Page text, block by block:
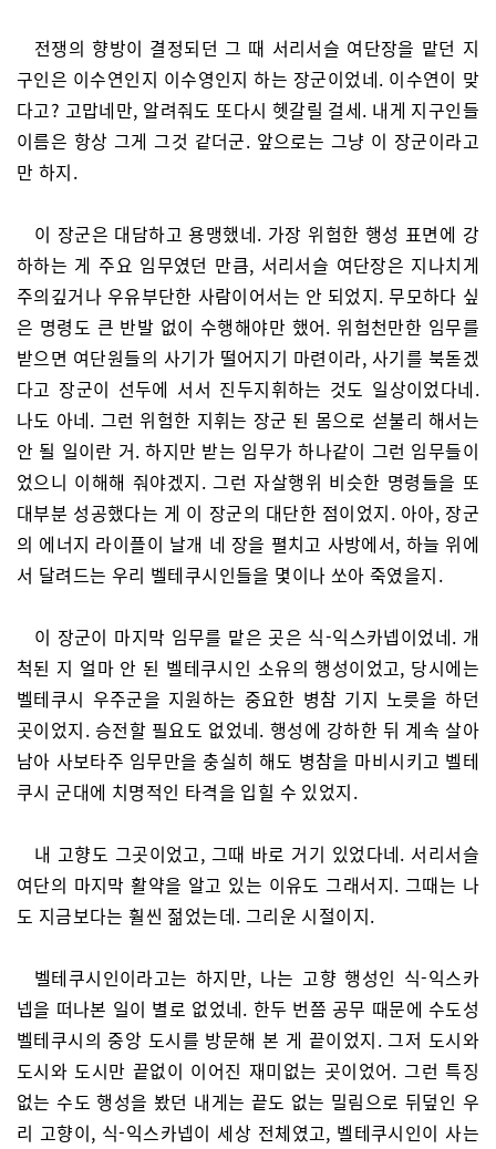
전쟁의 향방이 결정되던 그 때 서리서슬 여단장을 맡던 지
구인은 이수연인지 이수영인지 하는 장군이었네. 이수연이 맞
다고? 고맙네만, 알려줘도 또다시 헷갈릴 걸세. 내게 지구인들
이름은 항상 그게 그것 같더군. 앞으로는 그냥 이 장군이라고
만 하지.
이 장군은 대담하고 용맹했네. 가장 위험한 행성 표면에 강
하하는 게 주요 임무였던 만큼, 서리서슬 여단장은 지나치게
주의깊거나 우유부단한 사람이어서는 안 되었지. 무모하다 싶
은 명령도 큰 반발 없이 수행해야만 했어. 위험천만한 임무를
받으면 여단원들의 사기가 떨어지기 마련이라, 사기를 북돋겠
다고 장군이 선두에 서서 진두지휘하는 것도 일상이었다네.
나도 아네. 그런 위험한 지휘는 장군 된 몸으로 섣불리 해서는
안 될 일이란 거. 하지만 받는 임무가 하나같이 그런 임무들이
었으니 이해해 줘야겠지. 그런 자살행위 비슷한 명령들을 또
대부분 성공했다는 게 이 장군의 대단한 점이었지. 아아, 장군
의 에너지 라이플이 날개 네 장을 펼치고 사방에서, 하늘 위에
서 달려드는 우리 벨테쿠시인들을 몇이나 쏘아 죽였을지.
이 장군이 마지막 임무를 맡은 곳은 식-익스카넵이었네. 개
척된 지 얼마 안 된 벨테쿠시인 소유의 행성이었고, 당시에는
벨테쿠시 우주군을 지원하는 중요한 병참 기지 노릇을 하던
곳이었지. 승전할 필요도 없었네. 행성에 강하한 뒤 계속 살아
남아 사보타주 임무만을 충실히 해도 병참을 마비시키고 벨테
쿠시 군대에 치명적인 타격을 입힐 수 있었지.
내 고향도 그곳이었고, 그때 바로 거기 있었다네. 서리서슬
여단의 마지막 활약을 알고 있는 이유도 그래서지. 그때는 나
도 지금보다는 훨씬 젊었는데. 그리운 시절이지.
벨테쿠시인이라고는 하지만, 나는 고향 행성인 식-익스카
넵을 떠나본 일이 별로 없었네. 한두 번쯤 공무 때문에 수도성
벨테쿠시의 중앙 도시를 방문해 본 게 끝이었지. 그저 도시와
도시와 도시만 끝없이 이어진 재미없는 곳이었어. 그런 특징
없는 수도 행성을 봤던 내게는 끝도 없는 밀림으로 뒤덮인 우
리 고향이, 식-익스카넵이 세상 전체였고, 벨테쿠시인이 사는